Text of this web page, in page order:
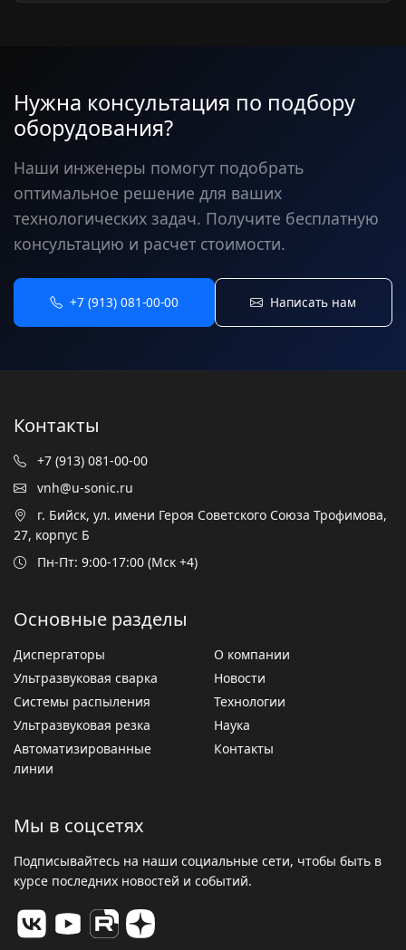
Нужна консультация по подбору
оборудования?
Наши инженеры помогут подобрать
оптимальное решение для ваших
технологических задач. Получите бесплатную
консультацию и расчет стоимости.
+7 (913) 081-00-00 Написать нам
Контакты
+7 (913) 081-00-00
vnh@u-sonic.ru
г. Бийск, ул. имени Героя Советского Союза Трофимова,
27, корпус Б
Пн-Пт: 9:00-17:00 (Мск +4)
Основные разделы
Диспергаторы
Ультразвуковая сварка
Системы распыления
Ультразвуковая резка
Автоматизированные
линии
О компании
Новости
Технологии
Наука
Контакты
Мы в соцсетях
Подписывайтесь на наши социальные сети, чтобы быть в
курсе последних новостей и событий.